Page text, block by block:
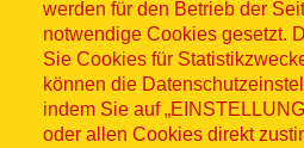
werden für den Betrieb der
notwendige Cookies gesetzt.
Sie Cookies für
können die
indem Sie auf
oder allen Cookies direkt
Sitemap